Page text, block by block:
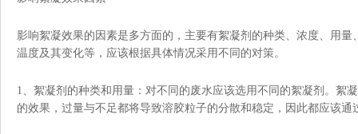
影响絮凝效果的因素是多方面的，主要有絮凝剂的种类、浓度、用量
温度及其变化等，应该根据具体情况采用不同的对策。
1、絮凝剂的种类和用量：对不同的废水应该选用不同的絮凝剂。絮
的效果，过量与不足都将导致溶胶粒子的分散和稳定，因此都应该通